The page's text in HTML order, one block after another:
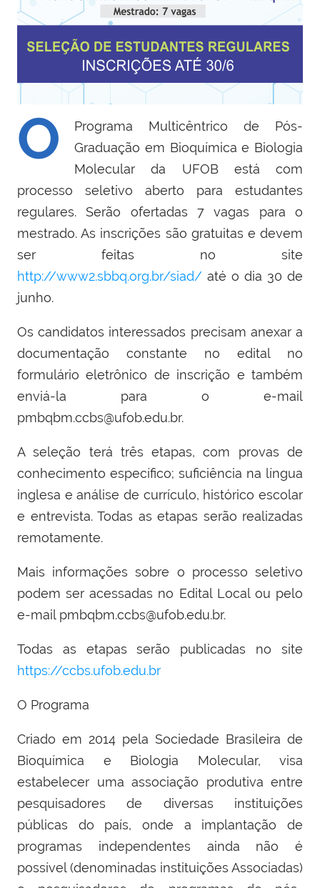
O
Programa Multicêntrico de Pós-
Graduação em Bioquímica e Biologia
Molecular da UFOB está com
processo seletivo aberto para estudantes
regulares. Serão ofertadas 7 vagas para o
mestrado. As inscrições são gratuitas e devem
ser feitas no site
http://www2.sbbq.org.br/siad/ até o dia 30 de
junho.
Os candidatos interessados precisam anexar a
documentação constante no edital no
formulário eletrônico de inscrição e também
enviá-la para o e-mail
pmbqbm.ccbs@ufob.edu.br.
A seleção terá três etapas, com provas de
conhecimento específico; suficiência na língua
inglesa e análise de currículo, histórico escolar
e entrevista. Todas as etapas serão realizadas
remotamente.
Mais informações sobre o processo seletivo
podem ser acessadas no Edital Local ou pelo
e-mail pmbqbm.ccbs@ufob.edu.br.
Todas as etapas serão publicadas no site
https://ccbs.ufob.edu.br
O Programa
Criado em 2014 pela Sociedade Brasileira de
Bioquímica e Biologia Molecular, visa
estabelecer uma associação produtiva entre
pesquisadores de diversas instituições
públicas do país, onde a implantação de
programas independentes ainda não é
possível (denominadas instituições Associadas)